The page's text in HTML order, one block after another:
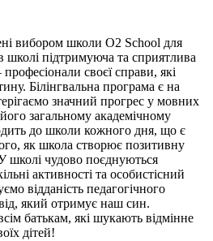
вибором школи O2 School для
підтримуюча та сприятлива
своєї справи, які
Білінгвальна програма є на
значний прогрес у мовних
загальному академічному
до школи кожного дня, що є
як школа створює позитивну
школі чудово поєднуються
активності та особистісний
відданість педагогічного
який отримує наш син.
батькам, які шукають відмінне
дітей!